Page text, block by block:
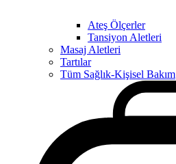
Ateş Ölçerler
Tansiyon Aletleri
Masaj Aletleri
Tartılar
Tüm Sağlık-Kişisel Bakım